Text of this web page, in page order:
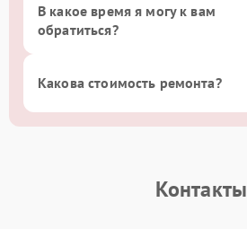
В какое время я могу к вам
обратиться?
Какова стоимость ремонта?
Контакты